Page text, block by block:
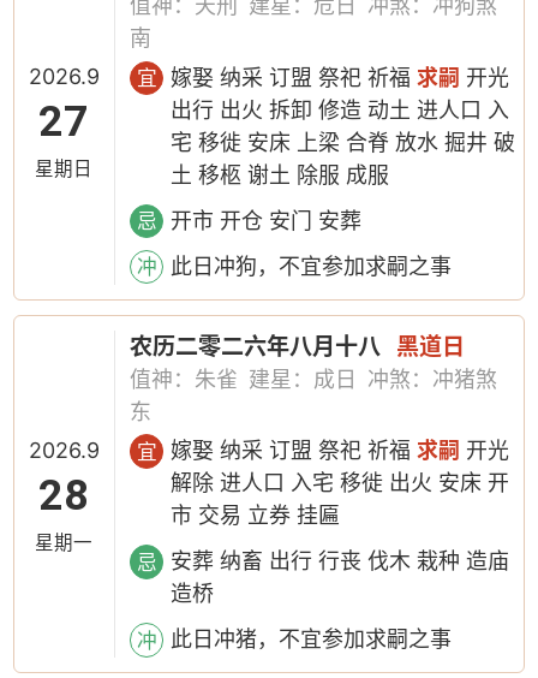
2026.9
27
星期日
值神：天刑 建星：危日
冲煞：冲狗煞
南
宜 嫁娶 纳采 订盟 祭祀 祈福求嗣 开光
出行 出火 拆卸 修造 动土 进人口 入
宅 移徙 安床 上梁 合脊 放水 掘井 破
土 移柩 谢土 除服 成服
忌 开市 开仓 安门 安葬
冲 此日冲狗，不宜参加求嗣之事
2026.9
28
星期一
农历二零二六年八月十八 黑道日
值神：朱雀 建星：成日
冲煞：冲猪煞
东
宜 嫁娶 纳采 订盟 祭祀 祈福求嗣 开光
解除 进人口 入宅 移徙 出火 安床 开
市 交易 立券 挂匾
忌
安葬 纳畜 出行 行丧 伐木 栽种 造庙
造桥
冲 此日冲猪，不宜参加求嗣之事